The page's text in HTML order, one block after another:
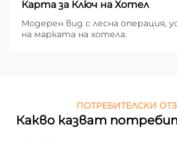
Карта за Ключ на Хотел
Модерен вид с лесна операция,
на марката на хотела.
ПОТРЕБИТЕЛСКИ
Какво казват